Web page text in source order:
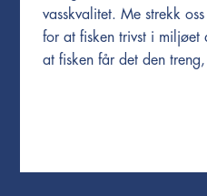
vasskvalitet. Me strekk
for at fisken trivst i miljøet
at fisken får det den